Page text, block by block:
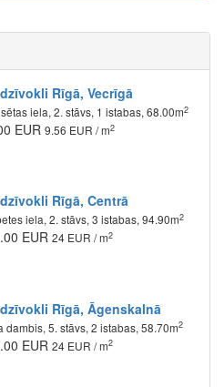
Rīgā, Vecrīgā
iela, 2. stāvs, 1 istabas, 68.00m2
EUR 9.56 EUR / m2
Rīgā, Centrā
iela, 2. stāvs, 3 istabas, 94.90m2
EUR 24 EUR / m2
Rīgā, Āgenskalnā
dambis, 5. stāvs, 2 istabas, 58.70m2
EUR 24 EUR / m2